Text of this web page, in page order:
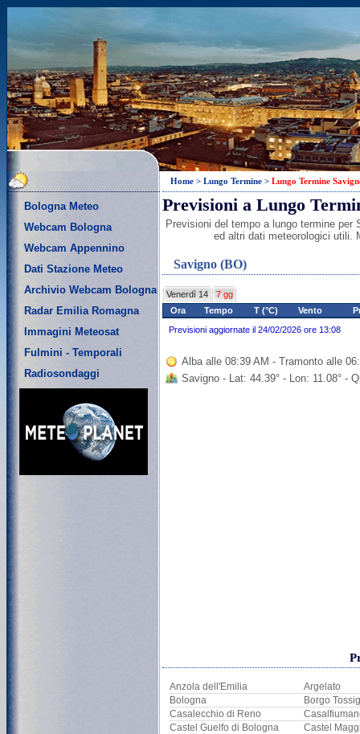
Bologna Meteo
Webcam Bologna
Webcam Appennino
Dati Stazione Meteo
Archivio Webcam Bologna
Radar Emilia Romagna
Immagini Meteosat
Fulmini - Temporali
Radiosondaggi
Home > Lungo Termine > Lungo Termine
Previsioni a Lungo
Previsioni del tempo a lungo termine
ed altri dati meteorologici utili.
Savigno (BO)
Venerdì 14
7 gg
Ora
Tempo T (°C) Vento
Previsioni aggiornate il 24/02/2026 ore 13:08
Alba alle 08:39 AM - Tramonto alle
Savigno - Lat: 44.39° - Lon: 11.08° -
Anzola dell'Emilia
Argelato
Bologna
Borgo
Casalecchio di Reno
Castel Guelfo di Bologna
Castel